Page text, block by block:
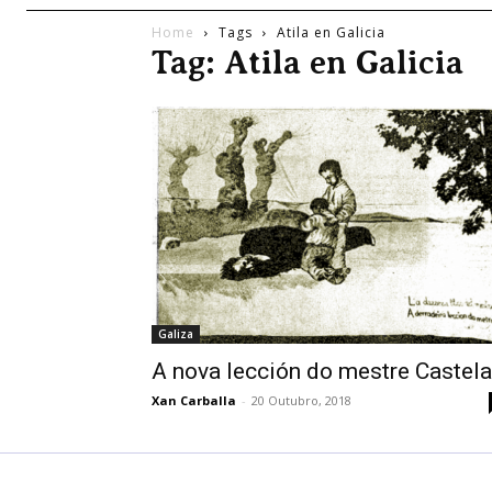
Home Tags Atila en Galicia
Tag: Atila en Galicia
Galiza
A nova lección do mestre
Xan Carballa - 20 Outubro, 2018